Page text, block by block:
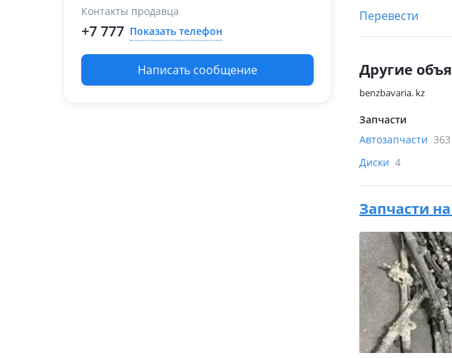
1993 - 1997 W202/S202
Mercedes-Benz E 320
2006 - 2009 W211/S211
рестайлинг
2002 - 2006 W211/S211
1999 - 2002 W210/S210
Контакты продавца
+7 777 Показать телефон
Написать сообщение
Перевести
Другие
benzbavaria. kz
Запчасти
Автозапчасти 363
Диски 4
Запчасти на